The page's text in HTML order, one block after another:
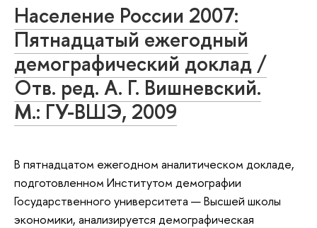
Население России 2007:
Пятнадцатый ежегодный
демографический доклад /
Отв. ред. А. Г. Вишневский.
М.: ГУ-ВШЭ, 2009
В пятнадцатом ежегодном аналитическом докладе,
подготовленном Институтом демографии
Государственного университета — Высшей школы
экономики, анализируется демографическая